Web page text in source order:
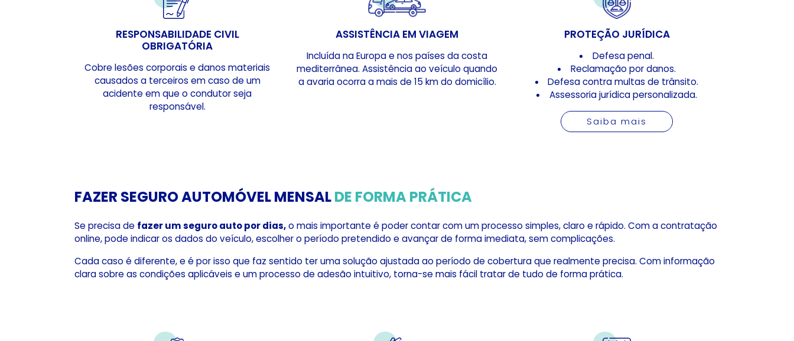
RESPONSABILIDADE CIVIL
OBRIGATÓRIA
Cobre lesões corporais e danos materiais
causados a terceiros em caso de um
acidente em que o condutor seja
responsável.
ASSISTÊNCIA EM VIAGEM
Incluída na Europa e nos países da costa
mediterrânea. Assistência ao veículo quando
a avaria ocorra a mais de 15 km do domicílio.
PROTEÇÃO JURÍDICA
Defesa penal.
Reclamação por danos.
Defesa contra multas de trânsito.
Assessoria jurídica personalizada.
Saiba mais
FAZER SEGURO AUTOMÓVEL MENSALDE FORMA PRÁTICA
Se precisa de fazer um seguro auto por dias,o mais importante é poder contar com um processo simples, claro e rápido. Com a contratação
online, pode indicar os dados do veículo, escolher o período pretendido e avançar de forma imediata, sem complicações.
Cada caso é diferente, e é por isso que faz sentido ter uma solução ajustada ao período de cobertura que realmente precisa. Com informação
clara sobre as condições aplicáveis e um processo de adesão intuitivo, torna-se mais fácil tratar de tudo de forma prática.